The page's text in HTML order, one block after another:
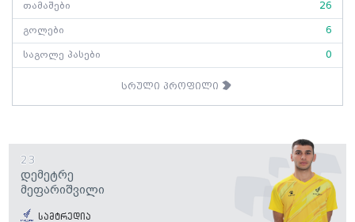
თამაშები 26
გოლები 6
საგოლე პასები 0
სრული პროფილი
23
Დემეტრე
Მეფარიშვილი
სამტრედია